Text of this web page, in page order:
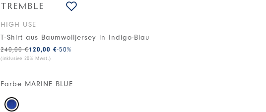
TREMBLE
HIGH USE
T-Shirt aus Baumwolljersey in Indigo-Blau
120,00 €
240,00 € -50%
(inklusive 20% Mwst.)
Farbe MARINE BLUE